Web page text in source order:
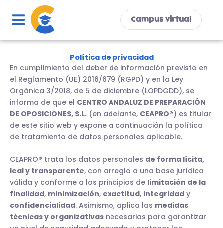
contenido
Campus virtual
Política de privacidad
En cumplimiento del deber de información previsto en
el Reglamento (UE) 2016/679 (RGPD) y en la Ley
Orgánica 3/2018, de 5 de diciembre (LOPDGDD), se
informa de que el CENTRO ANDALUZ DE PREPARACIÓN
DE OPOSICIONES, S.L. (en adelante, CEAPRO®) es titular
de este sitio web y expone a continuación la política
de tratamiento de datos personales aplicable.
CEAPRO® trata los datos personales de forma lícita,
leal y transparente, con arreglo a una base jurídica
válida y conforme a los principios de limitación de la
finalidad, minimización, exactitud, integridad y
confidencialidad. Asimismo, aplica las medidas
técnicas y organizativas necesarias para garantizar